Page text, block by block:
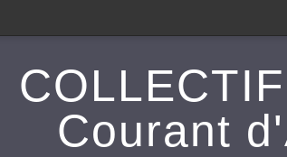
Courant